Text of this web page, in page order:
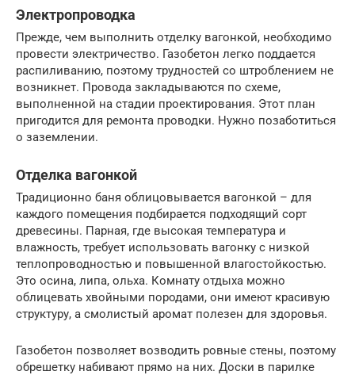
Электропроводка
Прежде, чем выполнить отделку вагонкой, необходимо
провести электричество. Газобетон легко поддается
распиливанию, поэтому трудностей со штроблением не
возникнет. Провода закладываются по схеме,
выполненной на стадии проектирования. Этот план
пригодится для ремонта проводки. Нужно позаботиться
о заземлении.
Отделка вагонкой
Традиционно баня облицовывается вагонкой – для
каждого помещения подбирается подходящий сорт
древесины. Парная, где высокая температура и
влажность, требует использовать вагонку с низкой
теплопроводностью и повышенной влагостойкостью.
Это осина, липа, ольха. Комнату отдыха можно
облицевать хвойными породами, они имеют красивую
структуру, а смолистый аромат полезен для здоровья.
Газобетон позволяет возводить ровные стены, поэтому
обрешетку набивают прямо на них. Доски в парилке